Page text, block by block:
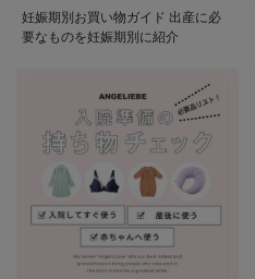
妊娠期別お買い物ガイド 出産に必
要なものを妊娠期別に紹介